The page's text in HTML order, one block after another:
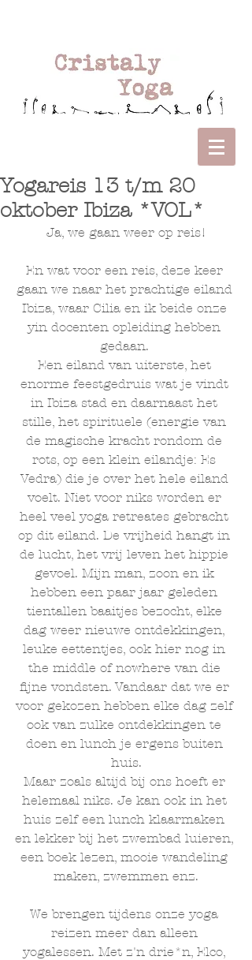
Yogareis 13 t/m 20
oktober Ibiza *VOL*
Ja, we gaan weer op reis!
En wat voor een reis, deze keer
gaan we naar het prachtige eiland
Ibiza, waar Cilia en ik beide onze
yin docenten opleiding hebben
gedaan.
Een eiland van uiterste, het
enorme feestgedruis wat je vindt
in Ibiza stad en daarnaast het
stille, het spirituele (energie van
de magische kracht rondom de
rots, op een klein eilandje: Es
Vedra) die je over het hele eiland
voelt. Niet voor niks worden er
heel veel yoga retreates gebracht
op dit eiland. De vrijheid hangt in
de lucht, het vrij leven het hippie
gevoel. Mijn man, zoon en ik
hebben een paar jaar geleden
tientallen baaitjes bezocht, elke
dag weer nieuwe ontdekkingen,
leuke eettentjes, ook hier nog in
the middle of nowhere van die
fijne vondsten. Vandaar dat we er
voor gekozen hebben elke dag zelf
ook van zulke ontdekkingen te
doen en lunch je ergens buiten
huis.
Maar zoals altijd bij ons hoeft er
helemaal niks. Je kan ook in het
huis zelf een lunch klaarmaken
en lekker bij het zwembad luieren,
een boek lezen, mooie wandeling
maken, zwemmen enz.
We brengen tijdens onze yoga
reizen meer dan alleen
yogalessen. Met z'n drie*n, Elco,